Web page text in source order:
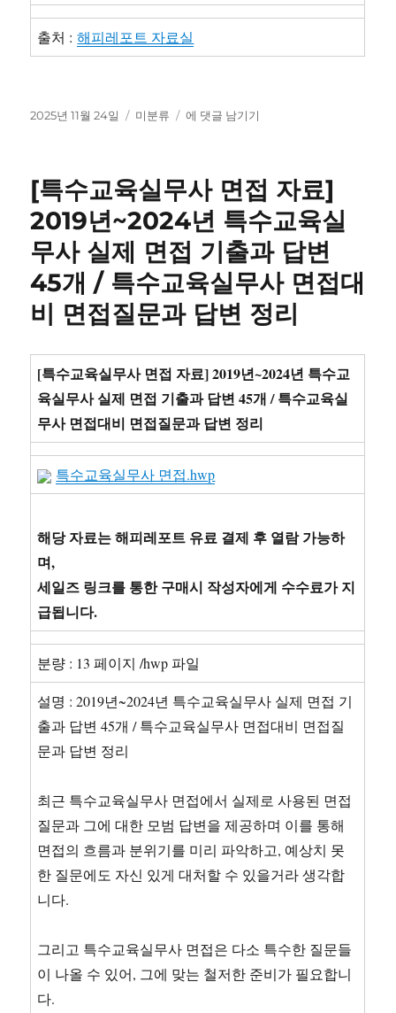
출처 :해피레포트 자료실
작
2025년 11월 24일
카
미분류
2022
기
회
복
지
정
학
말
시
험
심
크
에 댓글 남기기
[특수교육실무사 면접 자료]
2019년~2024년 특수교육실
무사 실제 면접 기출과 답변
45개 / 특수교육실무사 면접대
비 면접질문과 답변 정리
[특수교육실무사 면접 자료] 2019년~2024년 특수교
육실무사 실제 면접 기출과 답변 45개 / 특수교육실
무사 면접대비 면접질문과 답변 정리
특수교육실무사 면접.hwp
해당 자료는 해피레포트 유료 결제 후 열람 가능하
며,
세일즈 링크를 통한 구매시 작성자에게 수수료가 지
급됩니다.
분량 : 13 페이지 /hwp 파일
설명 : 2019년~2024년 특수교육실무사 실제 면접 기
출과 답변 45개 / 특수교육실무사 면접대비 면접질
문과 답변 정리
최근 특수교육실무사 면접에서 실제로 사용된 면접
질문과 그에 대한 모범 답변을 제공하며 이를 통해
면접의 흐름과 분위기를 미리 파악하고, 예상치 못
한 질문에도 자신 있게 대처할 수 있을거라 생각합
니다.
그리고 특수교육실무사 면접은 다소 특수한 질문들
이 나올 수 있어, 그에 맞는 철저한 준비가 필요합니
다.